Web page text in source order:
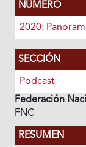
NÚMERO
2020:
SECCIÓN
Podcast
Federación
FNC
RESUMEN